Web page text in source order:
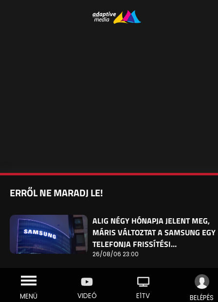
MENÜ VIDEÓ E1TV BELÉPÉS
ERRŐL NE MARADJ LE!
ALIG NÉGY HÓNAPJA JELENT MEG,
MÁRIS VÁLTOZTAT A SAMSUNG EGY
TELEFONJA FRISSÍTÉSI…
26/08/06 23:00